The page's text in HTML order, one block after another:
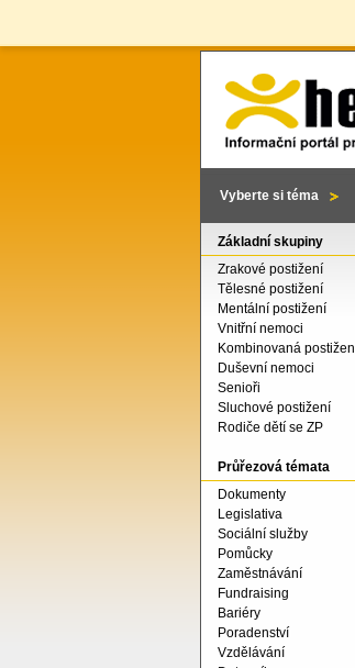
Vyberte si téma
Základní skupiny
Zrakové postižení
Tělesné postižení
Mentální postižení
Vnitřní nemoci
Kombinovaná
Duševní nemoci
Senioři
Sluchové postižení
Rodiče dětí se ZP
Průřezová témata
Dokumenty
Legislativa
Sociální služby
Pomůcky
Zaměstnávání
Fundraising
Bariéry
Poradenství
Vzdělávání